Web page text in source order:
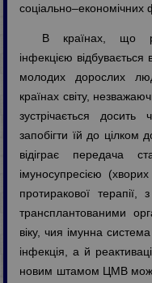
соціально–економічних
В країнах, що
інфекцією відбувається
молодих дорослих
країнах світу,
зустрічається
запобігти їй до цілком
відіграє передача
імуносупресією
протиракової
трансплантованими
віку, чия імунна
інфекція, а й
новим штамом ЦМВ